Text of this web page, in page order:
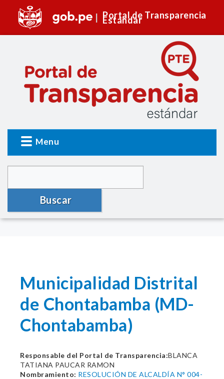
Portal de Transparencia
Estándar
Menu
Buscar
Municipalidad Distrital
de Chontabamba (MD-
Chontabamba)
Responsable del Portal de Transparencia:BLANCA
TATIANA PAUCAR RAMON
Nombramiento: RESOLUCIÓN DE ALCALDÍA N° 004-